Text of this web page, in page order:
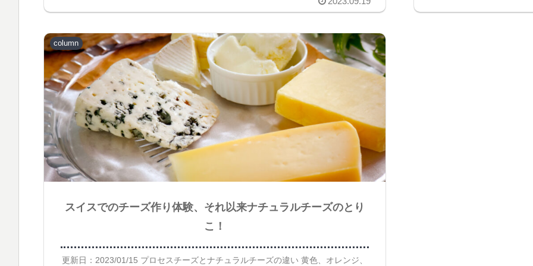
column
スイスでのチーズ作り体験、それ以来ナチュラルチーズのとり
こ！
更新日：2023/01/15 プロセスチーズとナチュラルチーズの違い 黄色、オレンジ、